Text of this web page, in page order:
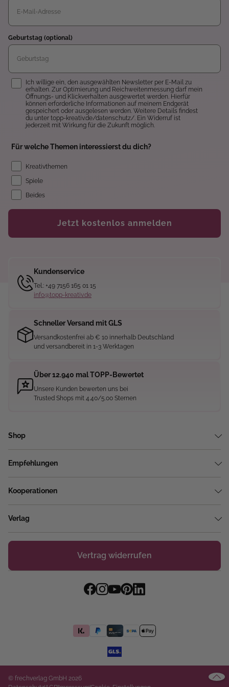
Geburtstag (optional)
Einwilligung
Ich willige ein, den ausgewählten Newsletter per E-Mail zu
erhalten. Zur Optimierung und Reichweitenmessung darf mein
Öffnungs- und Klickverhalten ausgewertet werden. Hierfür
können erforderliche Informationen auf meinem Endgerät
gespeichert oder ausgelesen werden. Weitere Details findest
du unter topp-kreativ.de/datenschutz/. Ein Widerruf ist
jederzeit mit Wirkung für die Zukunft möglich.
Für welche Themen interessierst du dich?
Kreativthemen
Spiele
Beides
Jetzt kostenlos anmelden
Kundenservice
Tel.: +49 7156 165 01 15
info@topp-kreativ.de
Schneller Versand mit GLS
Versandkostenfrei ab € 10 innerhalb Deutschland
und versandbereit in 1-3 Werktagen
Über 12.940 mal TOPP-Bewertet
Unsere Kunden bewerten uns bei
Trusted Shops mit 4.40/5.00 Sternen
Shop
Empfehlungen
Kooperationen
Verlag
Vertrag widerrufen
© frechverlag GmbH 2026